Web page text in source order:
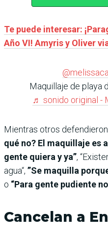
Te puede interesar:
Año VI! Amyris y Oliver
Maquillaje de playa
♬ sonido original -
Mientras otros
qué no? El maquillaje es
gente quiera y ya”,
agua“, ”Se maquilla
o “Para gente pudiente
Cancelan a